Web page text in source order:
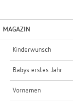
MAGAZIN
Kinderwunsch
Babys erstes Jahr
Vornamen